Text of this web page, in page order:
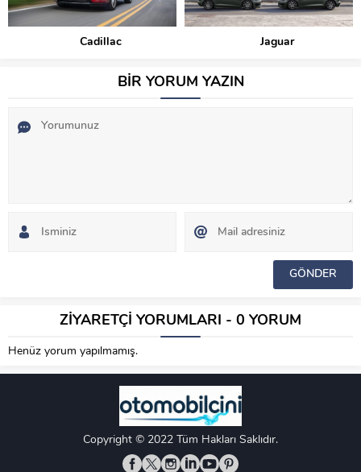
Cadillac Jaguar
BİR YORUM YAZIN
ZİYARETÇİ YORUMLARI - 0 YORUM
Henüz yorum yapılmamış.
Copyright © 2022 Tüm Hakları Saklıdır.